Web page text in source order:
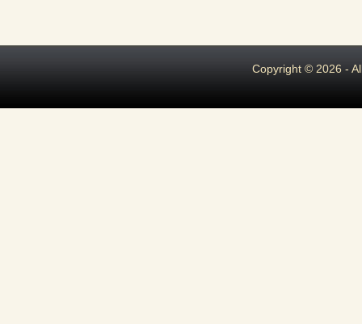
Copyright © 2026 -